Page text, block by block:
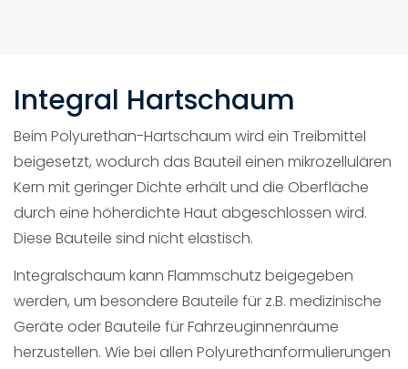
Integral Hartschaum
Beim Polyurethan-Hartschaum wird ein Treibmittel
beigesetzt, wodurch das Bauteil einen mikrozellulären
Kern mit geringer Dichte erhält und die Oberfläche
durch eine höherdichte Haut abgeschlossen wird.
Diese Bauteile sind nicht elastisch.
Integralschaum kann Flammschutz beigegeben
werden, um besondere Bauteile für z.B. medizinische
Geräte oder Bauteile für Fahrzeuginnenräume
herzustellen. Wie bei allen Polyurethanformulierungen
0 72 66 / 9 14 90
info@h-s-automotive.de
H+S Automotive GmbH
Als kompetentes mittelständisches Unternehmen
übersetzen wir das Know-how unserer
Grundstofflieferanten der Polymerchemie in
Expertenlösungen für Kunststoffbauteile in Industrie,